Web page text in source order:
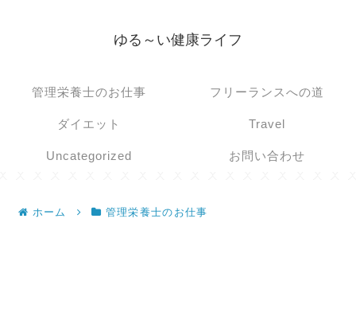
ゆる～い健康ライフ
管理栄養士のお仕事 フリーランスへの道
ダイエット Travel
Uncategorized お問い合わせ
ホーム 管理栄養士のお仕事